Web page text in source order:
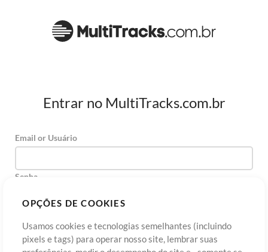
OPÇÕES DE COOKIES
Usamos cookies e tecnologias semelhantes (incluindo
pixels e tags) para operar nosso site, lembrar suas
Entrar no MultiTracks.com.br
Email or Usuário
Senha
Cadastre-seEsqueceu sua senha?